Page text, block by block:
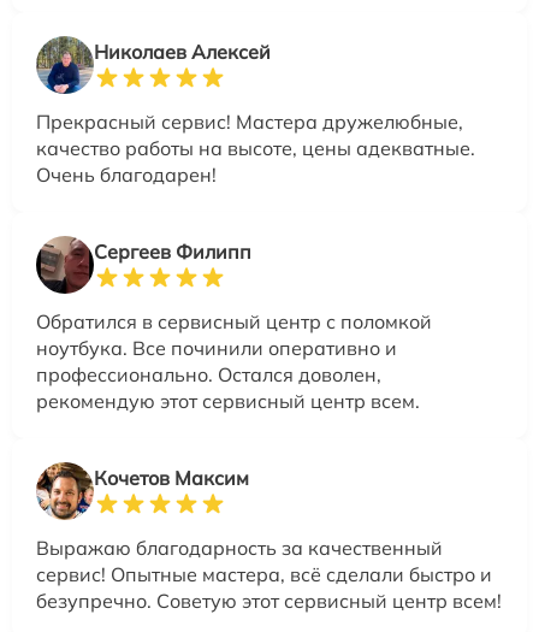
Николаев Алексей
Прекрасный сервис! Мастера дружелюбные,
качество работы на высоте, цены адекватные.
Очень благодарен!
Сергеев Филипп
Обратился в сервисный центр с поломкой
ноутбука. Все починили оперативно и
профессионально. Остался доволен,
рекомендую этот сервисный центр всем.
Кочетов Максим
Выражаю благодарность за качественный
сервис! Опытные мастера, всё сделали быстро и
безупречно. Советую этот сервисный центр всем!